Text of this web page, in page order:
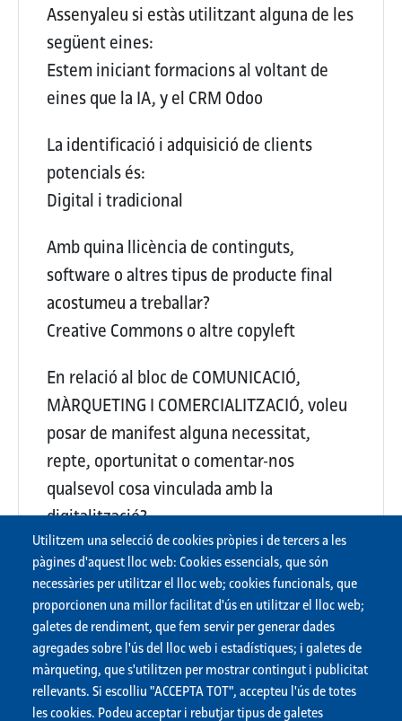
Assenyaleu si estàs utilitzant alguna de les
següent eines:
Estem iniciant formacions al voltant de
eines que la IA, y el CRM Odoo
La identificació i adquisició de clients
potencials és:
Digital i tradicional
Amb quina llicència de continguts,
software o altres tipus de producte final
acostumeu a treballar?
Creative Commons o altre copyleft
En relació al bloc de COMUNICACIÓ,
MÀRQUETING I COMERCIALITZACIÓ, voleu
posar de manifest alguna necessitat,
repte, oportunitat o comentar-nos
qualsevol cosa vinculada amb la
digitalització?
cap
Descarregar les respostes en PDF
Utilitzem una selecció de cookies pròpies i de tercers a les
pàgines d'aquest lloc web: Cookies essencials, que són
necessàries per utilitzar el lloc web; cookies funcionals, que
proporcionen una millor facilitat d'ús en utilitzar el lloc web;
galetes de rendiment, que fem servir per generar dades
agregades sobre l'ús del lloc web i estadístiques; i galetes de
màrqueting, que s'utilitzen per mostrar contingut i publicitat
rellevants. Si escolliu "ACCEPTA TOT", accepteu l'ús de totes
les cookies. Podeu acceptar i rebutjar tipus de galetes